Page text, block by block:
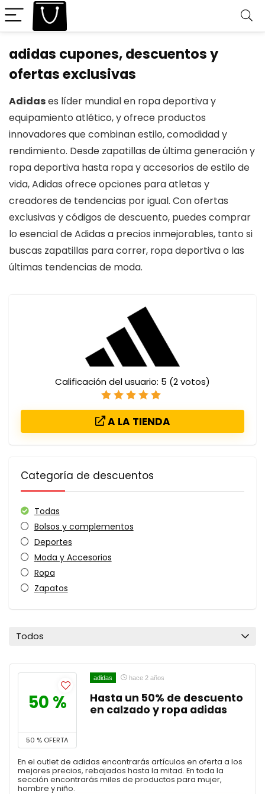
adidas cupones, descuentos y
ofertas exclusivas
Adidases líder mundial en ropa deportiva y
equipamiento atlético, y ofrece productos
innovadores que combinan estilo, comodidad y
rendimiento. Desde zapatillas de última generación y
ropa deportiva hasta ropa y accesorios de estilo de
vida, Adidas ofrece opciones para atletas y
creadores de tendencias por igual. Con ofertas
exclusivas y códigos de descuento, puedes comprar
lo esencial de Adidas a precios inmejorables, tanto si
buscas zapatillas para correr, ropa deportiva o las
últimas tendencias de moda.
Calificación del usuario: 5 (2votos)
A LA TIENDA
Categoría de descuentos
Todas
Bolsos y complementos
Deportes
Moda y Accesorios
Ropa
Zapatos
Todos
50 %
50 % OFERTA
adidas hace 2 años
Hasta un 50% de descuento
en calzado y ropa adidas
En el outlet de adidas encontrarás artículos en oferta a los
mejores precios, rebajados hasta la mitad. En toda la
sección encontrarás miles de productos para mujer,
hombre y niño.